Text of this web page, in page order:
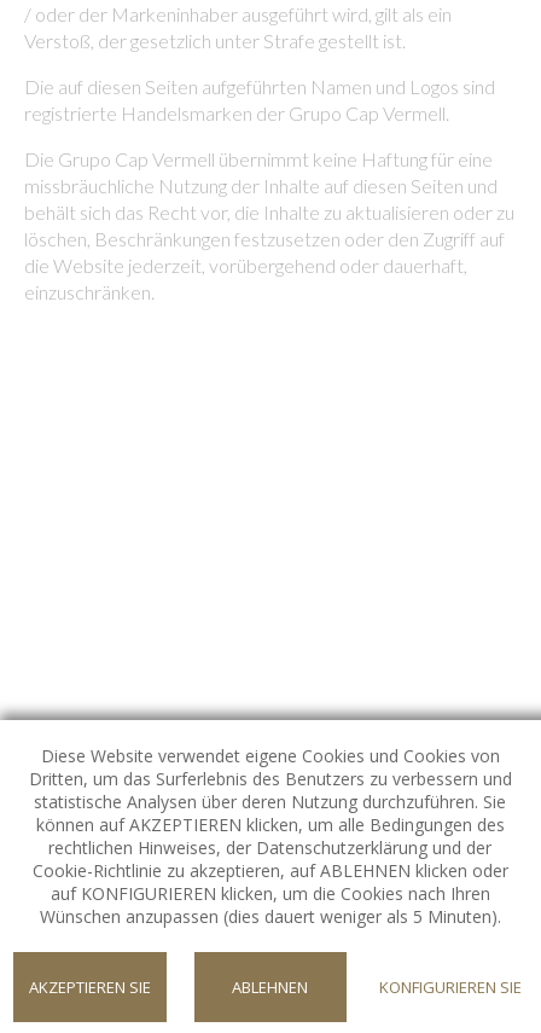
/ oder der Markeninhaber ausgeführt wird, gilt als ein
Verstoß, der gesetzlich unter Strafe gestellt ist.
Die auf diesen Seiten aufgeführten Namen und Logos sind
registrierte Handelsmarken der Grupo Cap Vermell.
Die Grupo Cap Vermell übernimmt keine Haftung für eine
missbräuchliche Nutzung der Inhalte auf diesen Seiten und
behält sich das Recht vor, die Inhalte zu aktualisieren oder zu
löschen, Beschränkungen festzusetzen oder den Zugriff auf
die Website jederzeit, vorübergehend oder dauerhaft,
einzuschränken.
FOLGEN SIE UNS
Unsere Social-Media-Kanäle
NEWSLETTER CVG
Diese Website verwendet eigene Cookies und Cookies von
Dritten, um das Surferlebnis des Benutzers zu verbessern und
statistische Analysen über deren Nutzung durchzuführen. Sie
können auf AKZEPTIEREN klicken, um alle Bedingungen des
rechtlichen Hinweises, der Datenschutzerklärung und der
Cookie-Richtlinie zu akzeptieren, auf ABLEHNEN klicken oder
auf KONFIGURIEREN klicken, um die Cookies nach Ihren
Wünschen anzupassen (dies dauert weniger als 5 Minuten).
AKZEPTIEREN SIE ABLEHNEN KONFIGURIEREN SIE